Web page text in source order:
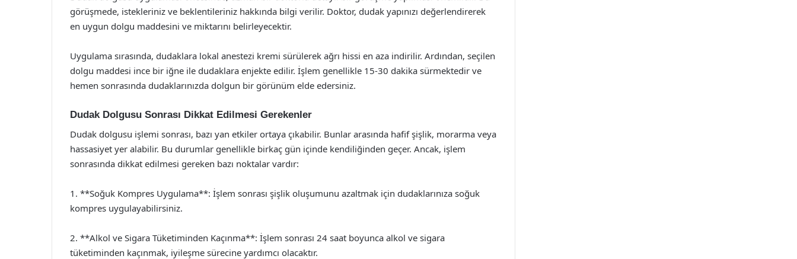
görüşmede, istekleriniz ve beklentileriniz hakkında bilgi verilir. Doktor, dudak yapınızı değerlendirerek
en uygun dolgu maddesini ve miktarını belirleyecektir.
Uygulama sırasında, dudaklara lokal anestezi kremi sürülerek ağrı hissi en aza indirilir. Ardından, seçilen
dolgu maddesi ince bir iğne ile dudaklara enjekte edilir. İşlem genellikle 15-30 dakika sürmektedir ve
hemen sonrasında dudaklarınızda dolgun bir görünüm elde edersiniz.
Dudak Dolgusu Sonrası Dikkat Edilmesi Gerekenler
Dudak dolgusu işlemi sonrası, bazı yan etkiler ortaya çıkabilir. Bunlar arasında hafif şişlik, morarma veya
hassasiyet yer alabilir. Bu durumlar genellikle birkaç gün içinde kendiliğinden geçer. Ancak, işlem
sonrasında dikkat edilmesi gereken bazı noktalar vardır:
1. **Soğuk Kompres Uygulama**: İşlem sonrası şişlik oluşumunu azaltmak için dudaklarınıza soğuk
kompres uygulayabilirsiniz.
2. **Alkol ve Sigara Tüketiminden Kaçınma**: İşlem sonrası 24 saat boyunca alkol ve sigara
tüketiminden kaçınmak, iyileşme sürecine yardımcı olacaktır.